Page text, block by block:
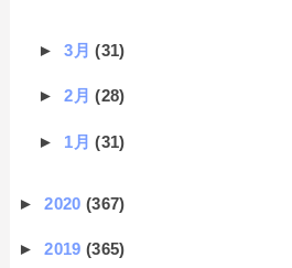
►3月(31)
►2月(28)
► 1月(31)
►2020(367)
►2019(365)